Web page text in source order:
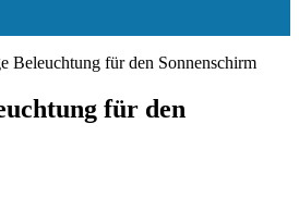
Beleuchtung für den Sonnenschirm
für den